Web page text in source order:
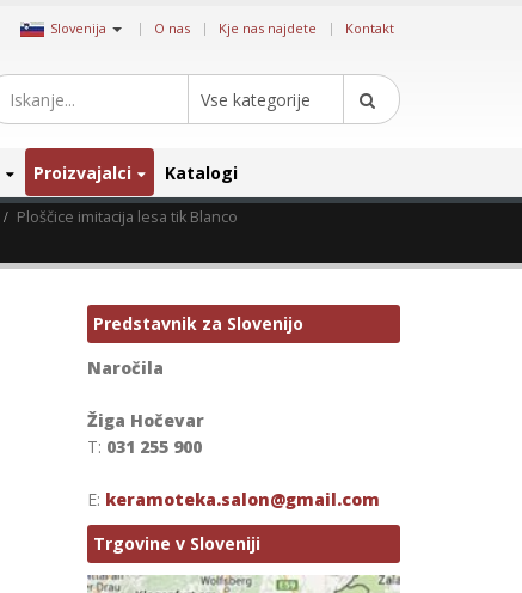
Slovenija | O nas Kje nas najdete Kontakt
Vse kategorije
Proizvajalci Katalogi
Ploščice imitacija lesa tik Blanco
Predstavnik za Slovenijo
Naročila
Žiga Hočevar
T: 031 255 900
E: keramoteka.salon@gmail.com
Trgovine v Sloveniji